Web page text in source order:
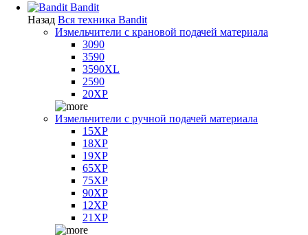
Bandit
Назад Вся техника Bandit
Измельчители с крановой подачей материала
3090
3590
3590XL
2590
20XP
Измельчители с ручной подачей материала
15XP
18XP
19XP
65XP
75XP
90XP
12XP
21XP